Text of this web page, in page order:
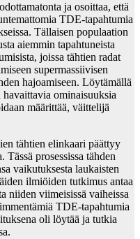
ja osoittaa, että
TDE-tapahtumia
Tällaisen populaation
aiemmin tapahtuneista
joissa tähtien radat
supermassiivisen
hajoamiseen. Löytämällä
ominaisuuksia
määrittää, väittelijä
tähtien elinkaari päättyy
prosessissa tähden
vaikutuksesta laukaisten
ilmiöiden tutkimus antaa
niiden viimeisissä vaiheissa
TDE-tapahtumia
oli löytää ja tutkia